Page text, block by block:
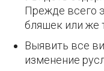
Прежде всего
бляшек или же
Выявить все
изменение